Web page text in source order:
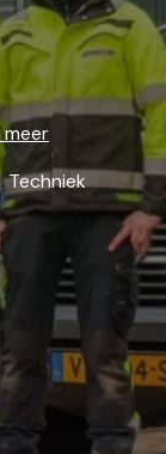
meer
Techniek